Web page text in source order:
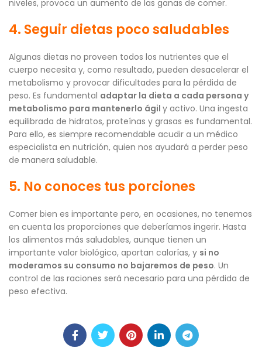
niveles, provoca un aumento de las ganas de comer.
4. Seguir dietas poco saludables
Algunas dietas no proveen todos los nutrientes que el
cuerpo necesita y, como resultado, pueden desacelerar el
metabolismo y provocar dificultades para la pérdida de
peso. Es fundamental adaptar la dieta a cada persona y
metabolismo para mantenerlo ágil y activo. Una ingesta
equilibrada de hidratos, proteínas y grasas es fundamental.
Para ello, es siempre recomendable acudir a un médico
especialista en nutrición, quien nos ayudará a perder peso
de manera saludable.
5. No conoces tus porciones
Comer bien es importante pero, en ocasiones, no tenemos
en cuenta las proporciones que deberíamos ingerir. Hasta
los alimentos más saludables, aunque tienen un
importante valor biológico, aportan calorías, y si no
moderamos su consumo no bajaremos de peso. Un
control de las raciones será necesario para una pérdida de
peso efectiva.